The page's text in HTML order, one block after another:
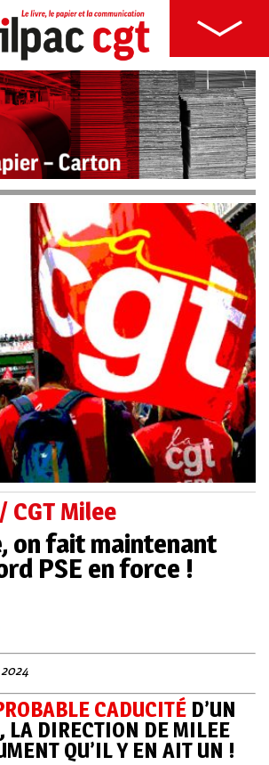
CGT Milee
on fait maintenant
PSE en force !
CADUCITÉ D’UN
LA DIRECTION DE MILEE
QU’IL Y EN AIT UN !